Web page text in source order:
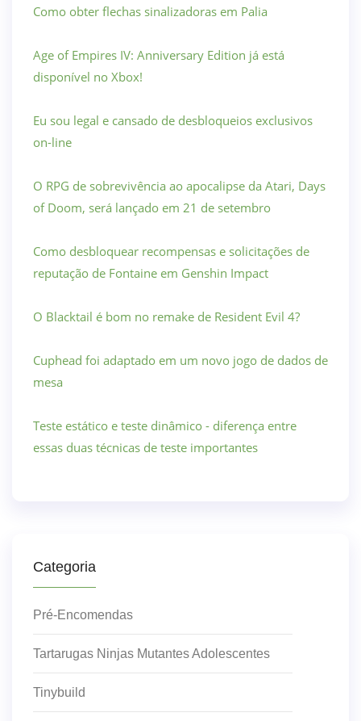
Como obter flechas sinalizadoras em Palia
Age of Empires IV: Anniversary Edition já está
disponível no Xbox!
Eu sou legal e cansado de desbloqueios exclusivos
on-line
O RPG de sobrevivência ao apocalipse da Atari, Days
of Doom, será lançado em 21 de setembro
Como desbloquear recompensas e solicitações de
reputação de Fontaine em Genshin Impact
O Blacktail é bom no remake de Resident Evil 4?
Cuphead foi adaptado em um novo jogo de dados de
mesa
Teste estático e teste dinâmico - diferença entre
essas duas técnicas de teste importantes
Categoria
Pré-Encomendas
Tartarugas Ninjas Mutantes Adolescentes
Tinybuild